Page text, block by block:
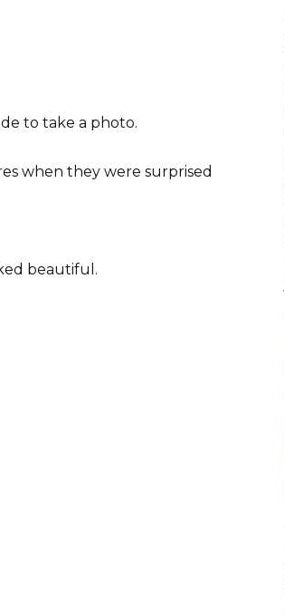
to take a photo.
when they were surprised
beautiful.